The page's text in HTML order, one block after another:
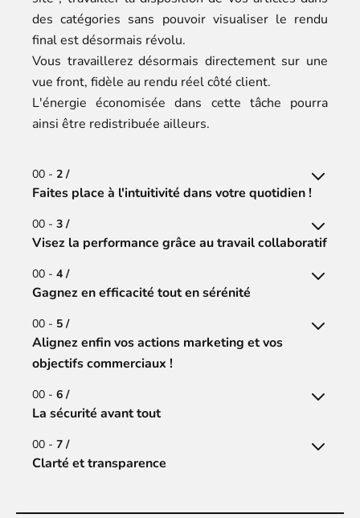
des catégories sans pouvoir visualiser le rendu
final est désormais révolu.
Vous travaillerez désormais directement sur une
vue front, fidèle au rendu réel côté client.
L'énergie économisée dans cette tâche pourra
ainsi être redistribuée ailleurs.
00 - 2 /
Faites place à l'intuitivité dans votre quotidien !
00 - 3 /
Visez la performance grâce au travail collaboratif
00 - 4 /
Gagnez en efficacité tout en sérénité
00 - 5 /
Alignez enfin vos actions marketing et vos
objectifs commerciaux !
00 - 6 /
La sécurité avant tout
00 - 7 /
Clarté et transparence